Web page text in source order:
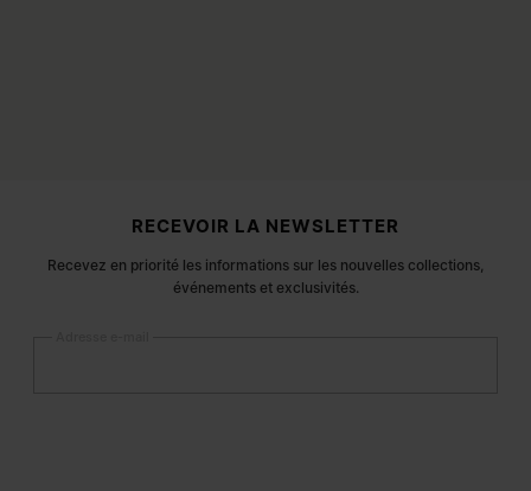
RECEVOIR LA NEWSLETTER
Recevez en priorité les informations sur les nouvelles collections,
événements et exclusivités.